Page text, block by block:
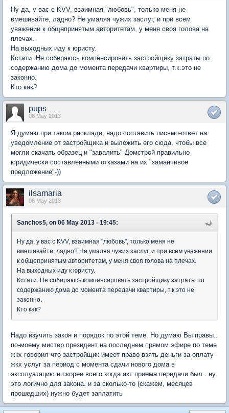
Ну да, у вас с KVV, взаимная "любовь", только меня не
вмешивайте, ладно? Не умаляя чужих заслуг, и при всем
уважении к общепринятым авторитетам, у меня своя голова на
плечах.
На выходных иду к юристу.
Кстати. Не собираюсь компенсировать застройщику затраты по
содержанию дома до момента передачи квартиры, т.к.это не
законно.
Кто как?
pups
06 May 2013
Я думаю при таком раскладе, надо составить письмо-ответ на
уведомление от застройщика и выложить его сюда, чтобы все
могли скачать образец и "завалить" Домстрой правильно
юридически составленными отказами на их "заманчивое
предложение"-))
ilsamaria
06 May 2013
Sanchos5, on 06 May 2013 - 19:45:
Ну да, у вас с KVV, взаимная "любовь", только меня не
вмешивайте, ладно? Не умаляя чужих заслуг, и при всем уважении
к общепринятым авторитетам, у меня своя голова на плечах.
На выходных иду к юристу.
Кстати. Не собираюсь компенсировать застройщику затраты по
содержанию дома до момента передачи квартиры, т.к.это не
законно.
Кто как?
Надо изучить закон и порядок по этой теме. Но думаю Вы правы..
по-моему мистер президент на последнем прямом эфире по теме
жкх говорил что застройщик имеет право взять деньги за оплату
жкх услуг за период с момента сдачи нового дома в
эксплуатацию и скорее всего когда акт приема передачи был.. ну
это логично для закона. и за сколько-то (скажем, месяцев
прошедших) нужно будет заплатить